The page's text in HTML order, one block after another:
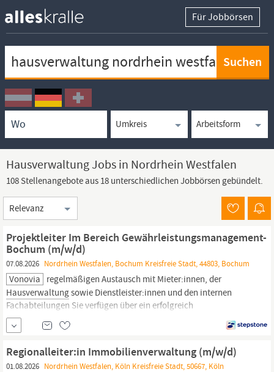
Für Jobbörsen
Ortssuche
Umkreissuche
Arbeitsform
Hausverwaltung Jobs in Nordrhein Westfalen
108 Stellenangebote aus 18 unterschiedlichen Jobbörsen gebündelt.
Sortierung
Projektleiter Im Bereich Gewährleistungsmanagement-
Bochum (m/w/d)
07.08.2026 Nordrhein Westfalen, Bochum Kreisfreie Stadt, 44803, Bochum
Vonovia regelmäßigen Austausch mit Mieter:innen, der
Hausverwaltungsowie Dienstleister:innen und den internen
Fachabteilungen Sie verfügen über ein erfolgreich
abgeschlossenes Studium im Bereich
Bauingenieurwesen/Architektur, Immobilienwirtschaft oder eine
technisch vergleichbare Aus- oder Weiterbildung Sie konnten
bereits erste
Regionalleiter:in Immobilienverwaltung (m/w/d)
01.08.2026 Nordrhein Westfalen, Köln Kreisfreie Stadt, 50667, Köln